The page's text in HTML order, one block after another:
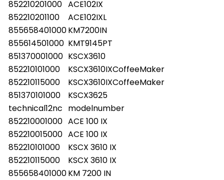
852210201000 ACE102IX
852210201100
ACE102IXL
855658401000KM7200IN
855614501000 KMT9145PT
851370001000 KSCX3610
852210101000
KSCX3610IXCoffeeMaker
852210115000
KSCX3610IXCoffeeMaker
851370101000
KSCX3625
technical12nc modelnumber
852210001000 ACE 100 IX
852210015000 ACE 100 IX
852210101000
KSCX 3610 IX
852210115000
KSCX 3610 IX
855658401000KM 7200 IN